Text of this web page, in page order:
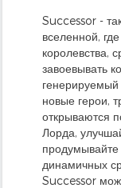
Successor -
вселенной,
королевства,
завоевывать
новые герои,
открываются
Лорда,
динамичных
Successor